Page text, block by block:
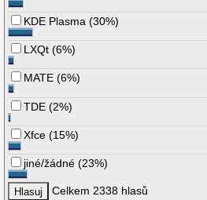
KDE Plasma (30%)
LXQt (6%)
MATE (6%)
TDE (2%)
Xfce (15%)
jiné/žádné (23%)
Celkem 2338 hlasů